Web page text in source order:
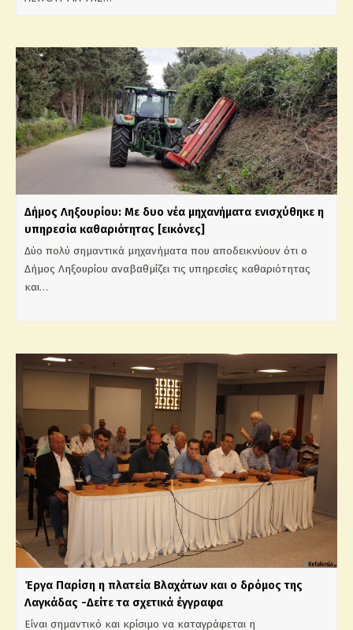
Δήμος Ληξουρίου: Με δυο νέα μηχανήματα ενισχύθηκε η
υπηρεσία καθαριότητας [εικόνες]
Δύο πολύ σημαντικά μηχανήματα που αποδεικνύουν ότι ο
Δήμος Ληξουρίου αναβαθμίζει τις υπηρεσίες καθαριότητας
και…
Έργα Παρίση η πλατεία Βλαχάτων και ο δρόμος της
Λαγκάδας -Δείτε τα σχετικά έγγραφα
Είναι σημαντικό και κρίσιμο να καταγράφεται η